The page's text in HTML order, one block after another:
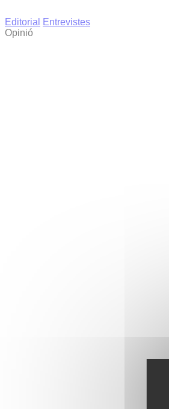
Editorial
Entrevistes
Opinió